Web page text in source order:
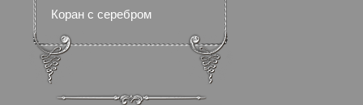
Коран с серебром